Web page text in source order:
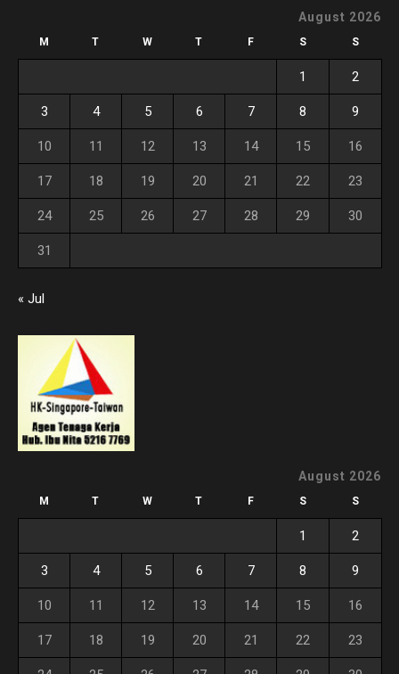
August 2026
M T W T F S S
1 2
3 4 5 6 7 8 9
10 11 12 13 14 15 16
17 18 19 20 21 22 23
24 25 26 27 28 29 30
31
« Jul
August 2026
M T W T F S S
1 2
3 4 5 6 7 8 9
10 11 12 13 14 15 16
17 18 19 20 21 22 23